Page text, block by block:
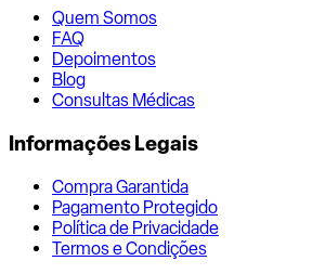
Quem Somos
FAQ
Depoimentos
Blog
Consultas Médicas
Informações Legais
Compra Garantida
Pagamento Protegido
Política de Privacidade
Termos e Condições